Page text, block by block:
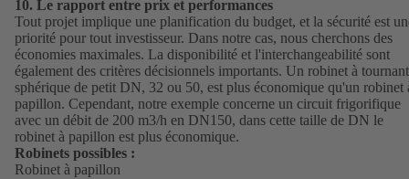
10. Le rapport entre prix et performances
Tout projet implique une planification du budget, et la sécurité est
priorité pour tout investisseur. Dans notre cas, nous cherchons des
économies maximales. La disponibilité et l'interchangeabilité sont
également des critères décisionnels importants. Un robinet à tournant
sphérique de petit DN, 32 ou 50, est plus économique qu'un robinet
papillon. Cependant, notre exemple concerne un circuit frigorifique
avec un débit de 200 m3/h en DN150, dans cette taille de DN le
robinet à papillon est plus économique.
Robinets possibles :
Robinet à papillon